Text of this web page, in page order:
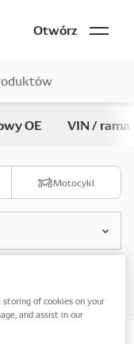
Otwórz
OE VIN / rama
Motocykl
of cookies on your
and assist in our